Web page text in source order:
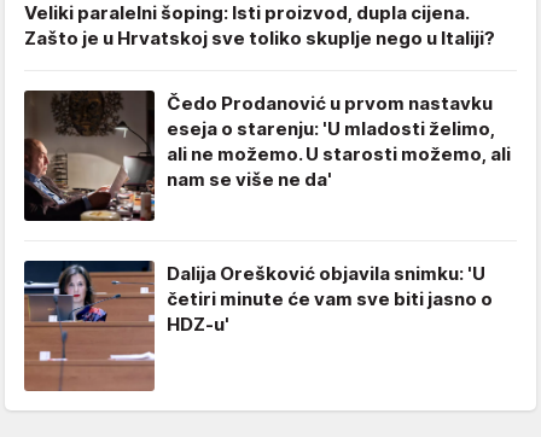
Veliki paralelni šoping: Isti proizvod, dupla cijena.
Zašto je u Hrvatskoj sve toliko skuplje nego u Italiji?
Čedo Prodanović u prvom nastavku
eseja o starenju: 'U mladosti želimo,
ali ne možemo. U starosti možemo, ali
nam se više ne da'
Dalija Orešković objavila snimku: 'U
četiri minute će vam sve biti jasno o
HDZ-u'